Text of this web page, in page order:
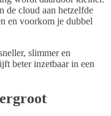
de cloud aan hetzelfde
en voorkom je dubbel
slimmer en
beter inzetbaar in een